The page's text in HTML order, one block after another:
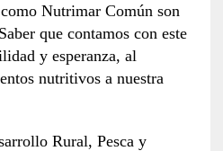
Nutrimar Común son
que contamos con este
y esperanza, al
nutritivos a nuestra
Rural, Pesca y